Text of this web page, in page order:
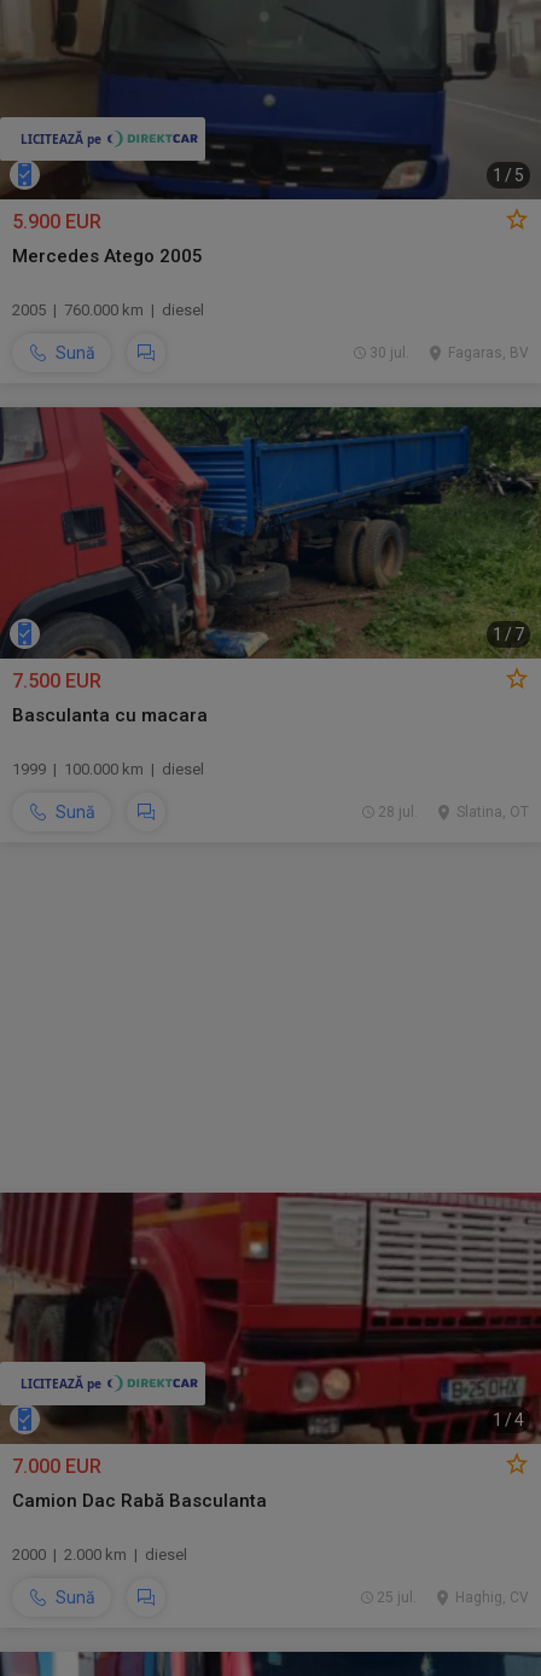
1 / 5
5.900 EUR
Mercedes Atego 2005
2005 | 760.000 km | diesel
Sună Fagaras, BV
30 jul.
1 / 7
7.500 EUR
Basculanta cu macara
1999 | 100.000 km | diesel
Sună Slatina, OT
28 jul.
1 /4
7.000 EUR
Camion Dac Rabă Basculanta
2000 | 2.000 km | diesel
Sună Haghig, CV
25 jul.